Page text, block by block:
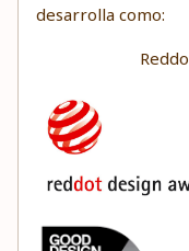
desarrolla como: